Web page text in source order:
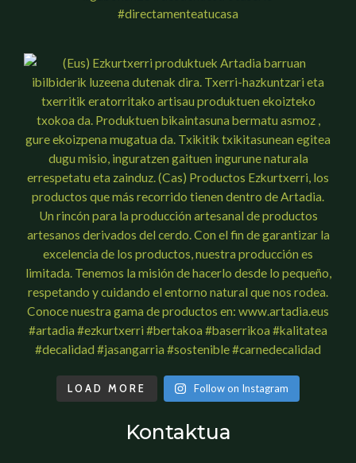
LOAD MORE Follow on Instagram
Kontaktua